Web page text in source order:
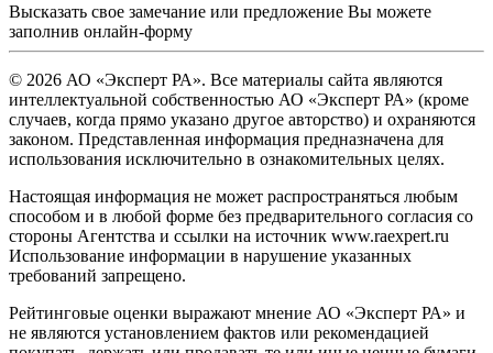
Высказать свое замечание или предложение Вы можете
заполнив онлайн-форму
© 2026 АО «Эксперт РА». Все материалы сайта являются
интеллектуальной собственностью АО «Эксперт РА» (кроме
случаев, когда прямо указано другое авторство) и охраняются
законом. Представленная информация предназначена для
использования исключительно в ознакомительных целях.
Настоящая информация не может распространяться любым
способом и в любой форме без предварительного согласия со
стороны Агентства и ссылки на источник www.raexpert.ru
Использование информации в нарушение указанных
требований запрещено.
Рейтинговые оценки выражают мнение АО «Эксперт РА» и
не являются установлением фактов или рекомендацией